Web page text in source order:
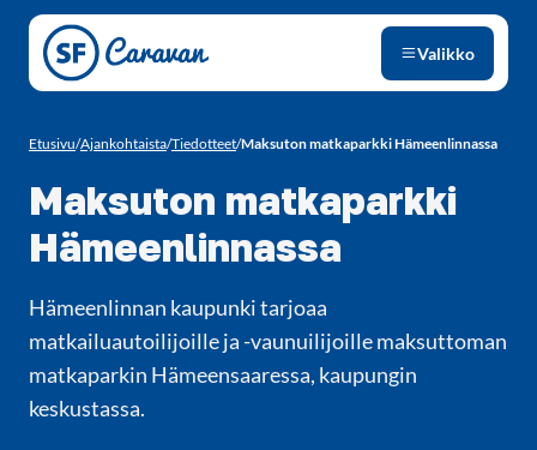
Siirry sivun sisältöön
Valikko
Etusivu/Ajankohtaista/Tiedotteet/Maksuton matkaparkki Hämeenlinnassa
Maksuton matkaparkki
Hämeenlinnassa
Hämeenlinnan kaupunki tarjoaa
matkailuautoilijoille ja -vaunuilijoille maksuttoman
matkaparkin Hämeensaaressa, kaupungin
keskustassa.